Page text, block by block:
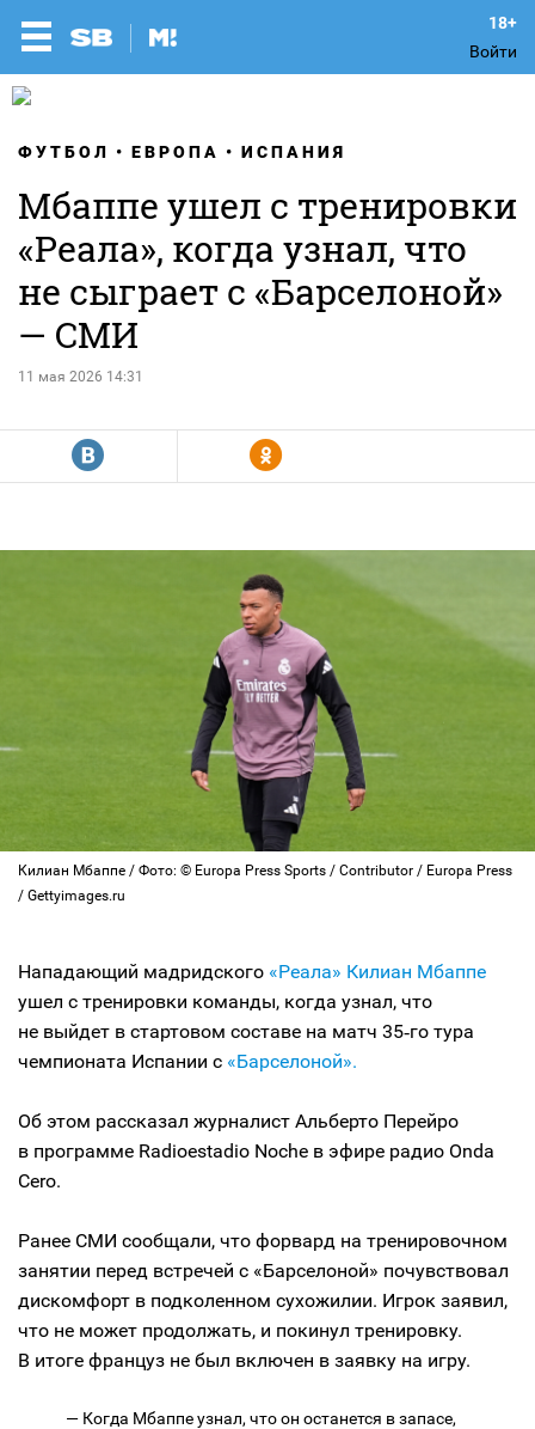
Войти
ФУТБОЛ ЕВРОПА ИСПАНИЯ
Мбаппе ушел с тренировки
«Реала», когда узнал, что
не сыграет с «Барселоной»
— СМИ
11 мая 2026 14:31
R Y
Килиан Мбаппе / Фото: © Europa Press Sports / Contributor / Europa Press
/ Gettyimages.ru
Нападающий мадридского «Реала» Килиан Мбаппе
ушел с тренировки команды, когда узнал, что
не выйдет в стартовом составе на матч 35‑го тура
чемпионата Испании с «Барселоной».
Об этом рассказал журналист Альберто Перейро
в программе Radioestadio Noche в эфире радио Onda
Cero.
Ранее СМИ сообщали, что форвард на тренировочном
занятии перед встречей с «Барселоной» почувствовал
дискомфорт в подколенном сухожилии. Игрок заявил,
что не может продолжать, и покинул тренировку.
В итоге француз не был включен в заявку на игру.
— Когда Мбаппе узнал, что он останется в запасе,